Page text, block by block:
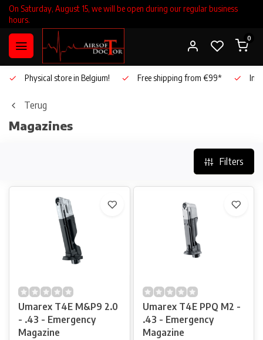
On Saturday, August 15, we will be open during our regular business
hours.
0
Physical store in Belgium! Free shipping from €99*
Terug
Magazines
Filters
Umarex T4E M&P9 2.0
- .43 - Emergency
Magazine
Umarex T4E PPQ M2 -
.43 - Emergency
Magazine